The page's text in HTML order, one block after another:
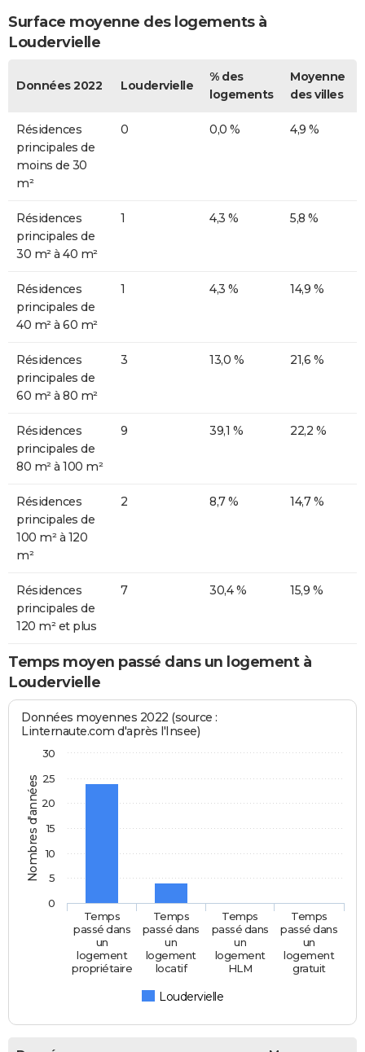
Surface moyenne des logements à
Loudervielle
Données 2022 Loudervielle
% des
logements
Moyenne
des villes
Résidences
principales de
moins de 30
m²
0 0,0 % 4,9 %
Résidences
principales de
30 m² à 40 m²
1 4,3 % 5,8 %
Résidences
principales de
40 m² à 60 m²
1 4,3 % 14,9 %
Résidences
principales de
60 m² à 80 m²
3 13,0 % 21,6 %
Résidences
principales de
80 m² à 100 m²
9 39,1 % 22,2 %
Résidences
principales de
100 m² à 120
m²
2 8,7 % 14,7 %
Résidences
principales de
120 m² et plus
7 30,4 % 15,9 %
Temps moyen passé dans un logement à
Loudervielle
Nombres d'années
Données moyennes 2022 (source :
Linternaute.com d'après l'Insee)
Loudervielle
Temps
passé dans
un
logement
propriétaire
Temps
passé dans
un
logement
locatif
Temps
passé dans
un
logement
HLM
Temps
passé dans
un
logement
gratuit
0
5
10
15
20
25
30